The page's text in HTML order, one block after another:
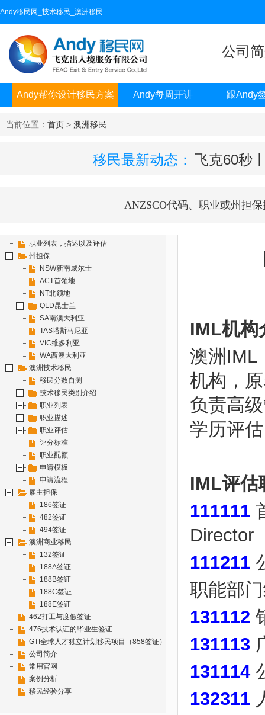
Andy移民网_技术移民_澳洲移民
公司
Andy帮你设计移民方案 Andy每周开讲 跟Andy
当前位置： 首页 > 澳洲移民
移民最新动态： 飞克60秒
ANZSCO代码、职业或州担保
职业列表，描述以及评估
州担保
NSW新南威尔士
ACT首领地
NT北领地
QLD昆士兰
SA南澳大利亚
TAS塔斯马尼亚
VIC维多利亚
WA西澳大利亚
澳洲技术移民
移民分数自测
技术移民类别介绍
职业列表
职业描述
职业评估
评分标准
职业配额
申请模板
申请流程
雇主担保
186签证
482签证
494签证
澳洲商业移民
132签证
188A签证
188B签证
188C签证
188E签证
462打工与度假签证
476技术认证的毕业生签证
GTI全球人才独立计划移民项目（858签证）
公司简介
常用官网
案例分析
移民经验分享
IML机构
澳洲IML
机构，
负责高
学历评
IML评估
111111
Director
111211
职能部
131112
131113
131114
132311